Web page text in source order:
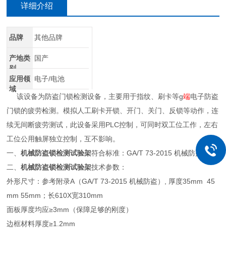
详细介绍
品牌 其他品牌
产地类
别
国产
应用领
域
电子/电池
该设备为防盗门锁检测设备，主要用于指纹、刷卡等g端电子防盗
门锁的疲劳检测。模拟人工刷卡开锁、开门、关门、反锁等动作，连
续无间断疲劳测试，此设备采用PLC控制，可同时双工位工作，左右
工位公用触屏独立控制，互不影响。
一、机械防盗锁检测试验架符合标准：GA/T 73-2015 机械防盗
二、机械防盗锁检测试验架技术参数：
外形尺寸：参考附录A（GA/T 73-2015 机械防盗）, 厚度35mm 45
mm 55mm；长610X宽310mm
面板厚度均应≥3mm（保障足够的刚度）
边框材料厚度≥1.2mm